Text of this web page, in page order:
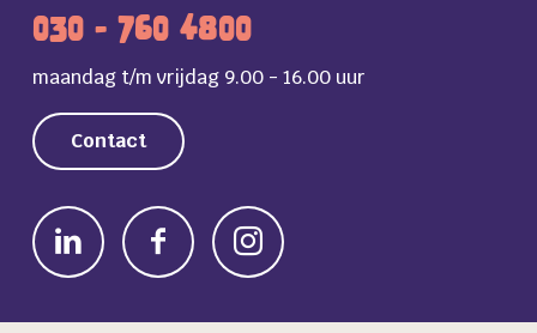
030 - 760 4800
maandag t/m vrijdag 9.00 - 16.00 uur
Contact